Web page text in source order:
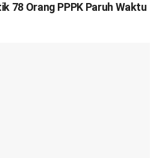
78 Orang PPPK Paruh Waktu